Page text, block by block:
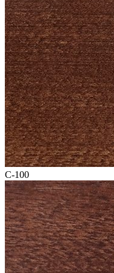
C-100